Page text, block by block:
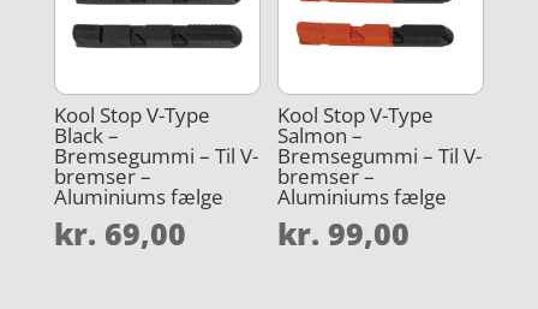
Kool Stop V-Type
Black –
Bremsegummi – Til V-
bremser –
Aluminiums fælge
kr. 69,00
Kool Stop V-Type
Salmon –
Bremsegummi – Til V-
bremser –
Aluminiums fælge
kr. 99,00